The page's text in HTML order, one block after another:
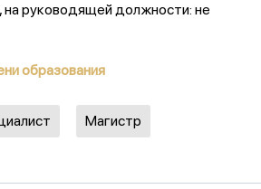
на руководящей должности: не
образования
Магистр